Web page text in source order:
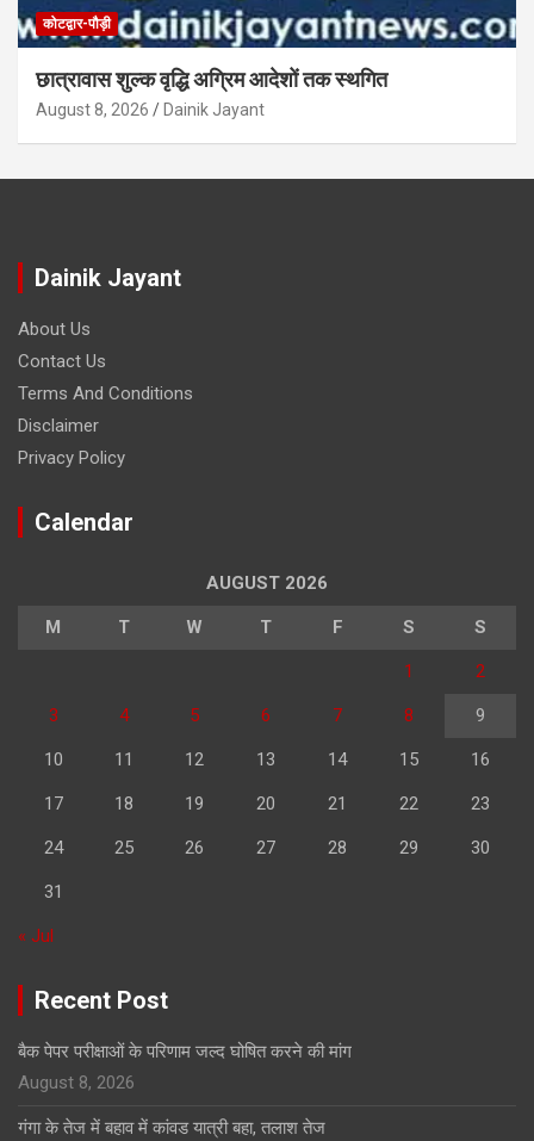
कोटद्वार-पौड़ी
छात्रावास शुल्क वृद्धि अग्रिम आदेशों तक स्थगित
August 8, 2026 Dainik Jayant
Dainik Jayant
About Us
Contact Us
Terms And Conditions
Disclaimer
Privacy Policy
Calendar
AUGUST 2026
M T W T F S S
1 2
3 4 5 6 7 8 9
10 11 12 13 14 15 16
17 18 19 20 21 22 23
24 25 26 27 28 29 30
31
« Jul
Recent Post
बैक पेपर परीक्षाओं के परिणाम जल्द घोषित करने की मांग
August 8, 2026
गंगा के तेज में बहाव में कांवड यात्री बहा, तलाश तेज